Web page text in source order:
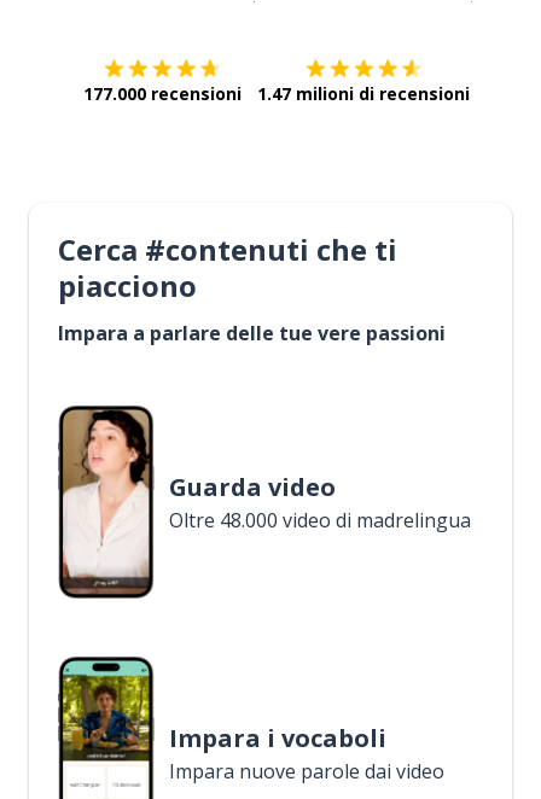
177.000 recensioni 1.47 milioni di recensioni
Cerca #contenuti che ti
piacciono
Impara a parlare delle tue vere passioni
Guarda video
Oltre 48.000 video di madrelingua
Impara i vocaboli
Impara nuove parole dai video